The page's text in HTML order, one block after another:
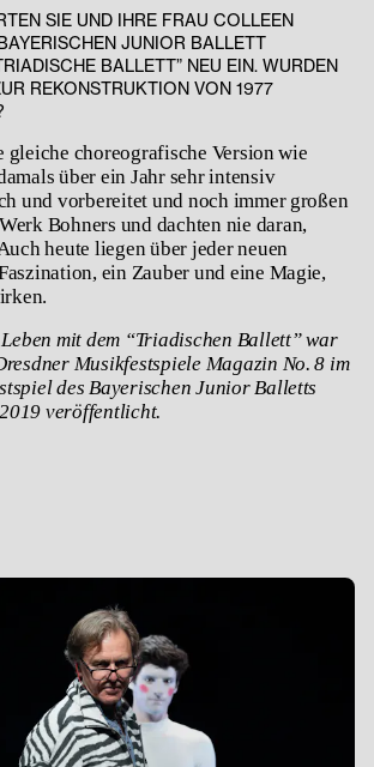
SIE UND IHRE FRAU COLLEEN
JUNIOR BALLETT
BALLETT” NEU EIN. WURDEN
REKONSTRUKTION VON 1977
gleiche choreografische Version wie
über ein Jahr sehr intensiv
und vorbereitet und noch immer großen
Bohners und dachten nie daran,
heute liegen über jeder neuen
ein Zauber und eine Magie,
mit dem “Triadischen Ballett” war
Musikfestspiele Magazin No. 8 im
des Bayerischen Junior Balletts
veröffentlicht.